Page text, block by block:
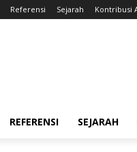
Referensi Sejarah Kontribusi
REFERENSI SEJARAH